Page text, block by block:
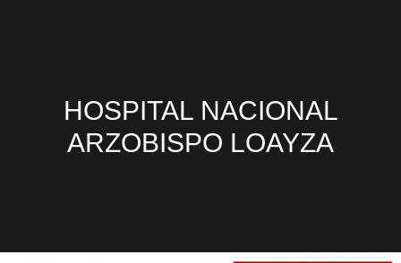
HOSPITAL NACIONAL
ARZOBISPO LOAYZA